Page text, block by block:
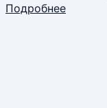
Подробнее